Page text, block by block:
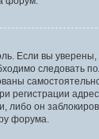
Если вы
следовать
он
форума.